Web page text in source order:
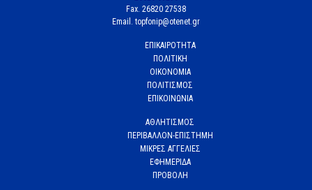
Fax. 26820 27538
Email. topfonip@otenet.gr
ΕΠΙΚΑΙΡΟΤΗΤΑ
ΠΟΛΙΤΙΚΗ
ΟΙΚΟΝΟΜΙΑ
ΠΟΛΙΤΙΣΜΟΣ
ΕΠΙΚΟΙΝΩΝΙΑ
ΑΘΛΗΤΙΣΜΟΣ
ΠΕΡΙΒΑΛΛΟΝ-ΕΠΙΣΤΗΜΗ
ΜΙΚΡΕΣ ΑΓΓΕΛΙΕΣ
ΕΦΗΜΕΡΙΔΑ
ΠΡΟΒΟΛΗ